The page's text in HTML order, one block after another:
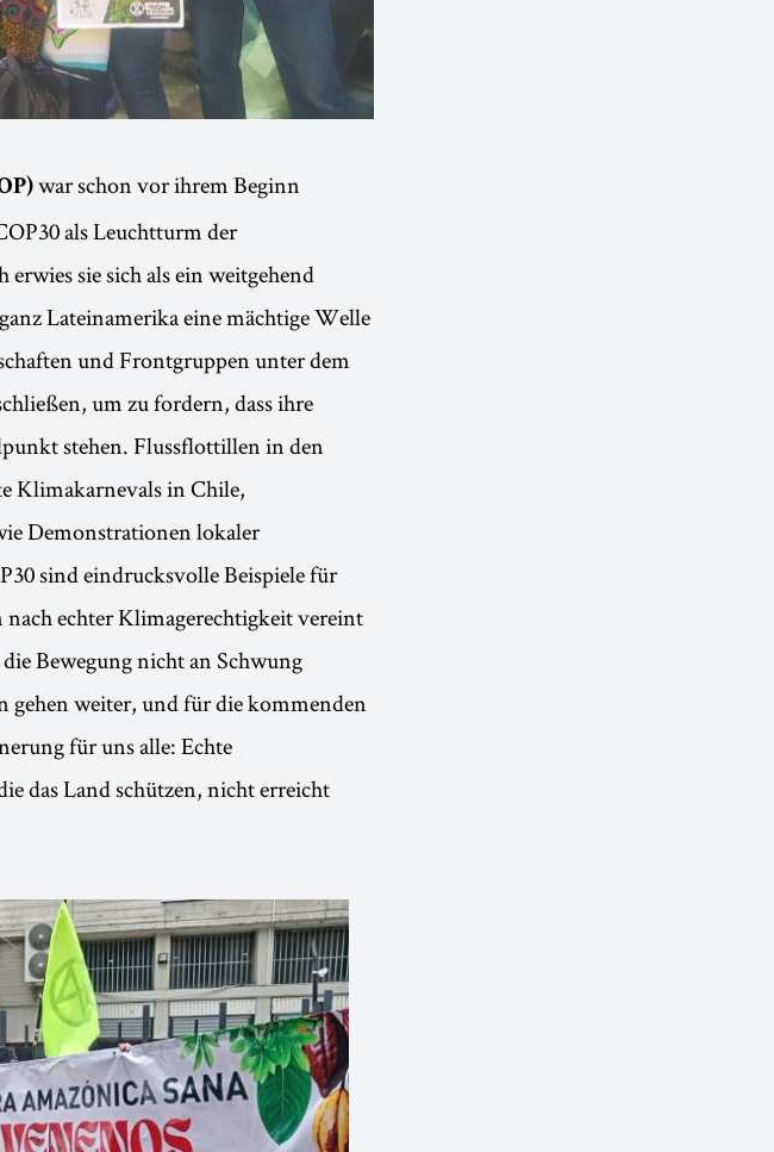
war schon vor ihrem Beginn
als Leuchtturm der
sie sich als ein weitgehend
Lateinamerika eine mächtige Welle
und Frontgruppen unter dem
um zu fordern, dass ihre
stehen. Flussflottillen in den
Klimakarnevals in Chile,
Demonstrationen lokaler
sind eindrucksvolle Beispiele für
echter Klimagerechtigkeit vereint
Bewegung nicht an Schwung
gehen weiter, und für die kommenden
für uns alle: Echte
das Land schützen, nicht erreicht